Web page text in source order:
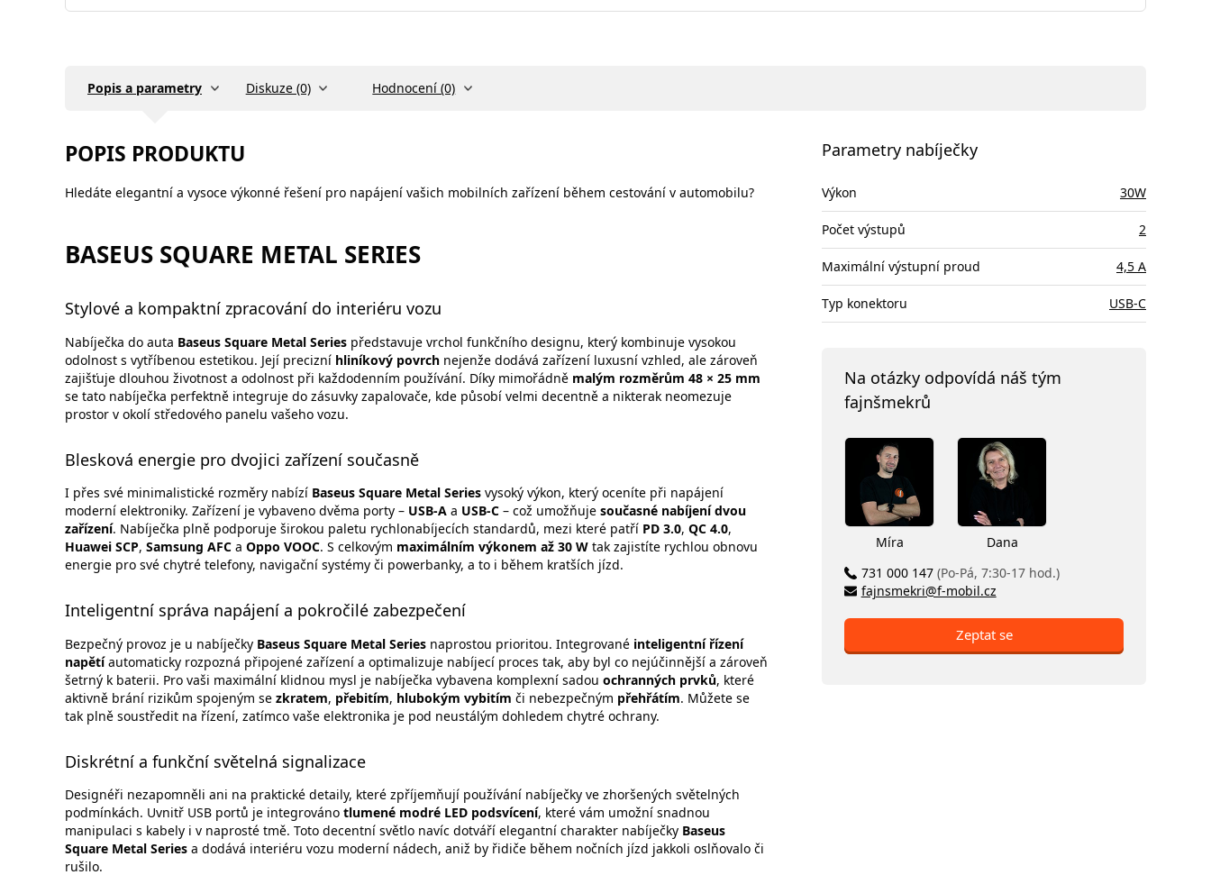
Popis a parametry Diskuze (0) Hodnocení (0)
POPIS PRODUKTU
Hledáte elegantní a vysoce výkonné řešení pro napájení vašich mobilních zařízení během cestování v automobilu?
BASEUS SQUARE METAL SERIES
Stylové a kompaktní zpracování do interiéru vozu
Nabíječka do auta Baseus Square Metal Series představuje vrchol funkčního designu, který kombinuje vysokou
odolnost s vytříbenou estetikou. Její precizní hliníkový povrch nejenže dodává zařízení luxusní vzhled, ale zároveň
zajišťuje dlouhou životnost a odolnost při každodenním používání. Díky mimořádně malým rozměrům 48 × 25 mm
se tato nabíječka perfektně integruje do zásuvky zapalovače, kde působí velmi decentně a nikterak neomezuje
prostor v okolí středového panelu vašeho vozu.
Blesková energie pro dvojici zařízení současně
I přes své minimalistické rozměry nabízí Baseus Square Metal Series vysoký výkon, který oceníte při napájení
moderní elektroniky. Zařízení je vybaveno dvěma porty – USB-A a USB-C – což umožňuje současné nabíjení dvou
zařízení. Nabíječka plně podporuje širokou paletu rychlonabíjecích standardů, mezi které patří PD 3.0, QC 4.0,
Huawei SCP, Samsung AFC a Oppo VOOC. S celkovým maximálním výkonem až 30 W tak zajistíte rychlou obnovu
energie pro své chytré telefony, navigační systémy či powerbanky, a to i během kratších jízd.
Inteligentní správa napájení a pokročilé zabezpečení
Bezpečný provoz je u nabíječky Baseus Square Metal Series naprostou prioritou. Integrované inteligentní řízení
napětíautomaticky rozpozná připojené zařízení a optimalizuje nabíjecí proces tak, aby byl co nejúčinnější a zároveň
šetrný k baterii. Pro vaši maximální klidnou mysl je nabíječka vybavena komplexní sadou ochranných prvků, které
aktivně brání rizikům spojeným se zkratem, přebitím, hlubokým vybitím či nebezpečným přehřátím. Můžete se
tak plně soustředit na řízení, zatímco vaše elektronika je pod neustálým dohledem chytré ochrany.
Diskrétní a funkční světelná signalizace
Designéři nezapomněli ani na praktické detaily, které zpříjemňují používání nabíječky ve zhoršených světelných
podmínkách. Uvnitř USB portů je integrováno tlumené modré LED podsvícení, které vám umožní snadnou
manipulaci s kabely i v naprosté tmě. Toto decentní světlo navíc dotváří elegantní charakter nabíječky Baseus
Square Metal Series a dodává interiéru vozu moderní nádech, aniž by řidiče během nočních jízd jakkoli oslňovalo či
rušilo.
Parametry nabíječky
Výkon 30W
Počet výstupů 2
Maximální výstupní proud 4,5 A
Typ konektoru USB-C
Na otázky odpovídá náš tým
fajnšmekrů
Míra
Dana
731 000 147 (Po-Pá, 7:30-17 hod.)
fajnsmekri@f-mobil.cz
Zeptat se